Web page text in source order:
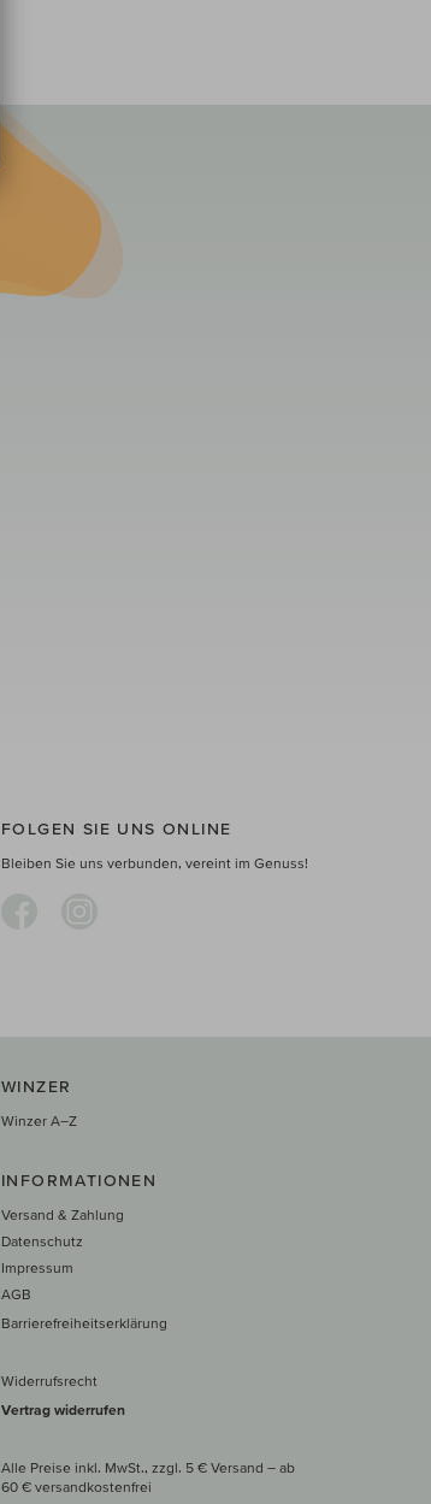
FOLGEN SIE UNS ONLINE
Bleiben Sie uns verbunden, vereint im Genuss!
WINZER
Winzer A–Z
INFORMATIONEN
Versand & Zahlung
Datenschutz
Impressum
AGB
Barrierefreiheitserklärung
Widerrufsrecht
Vertrag widerrufen
Alle Preise inkl. MwSt., zzgl. 5 € Versand – ab
60 € versand­kosten­frei